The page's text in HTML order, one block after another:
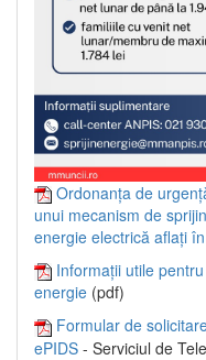
Ordonanța de
unui mecanism de
energie electrică aflați
Informații utile
energie (pdf)
Formular de
ePIDS - Serviciul de